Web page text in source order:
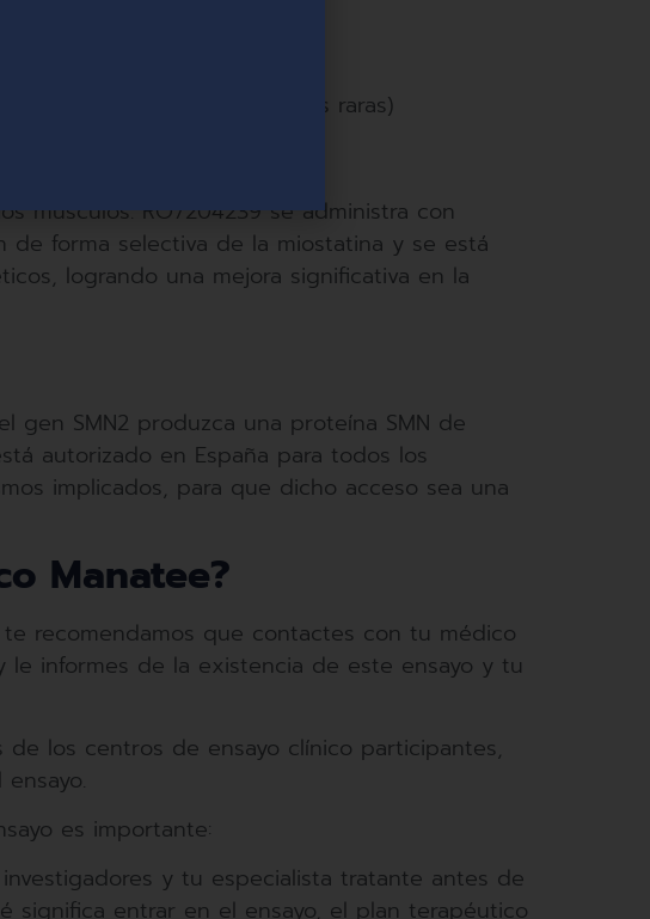
neuromusculares raras)
músculos. RO7204239 se administra con
de forma selectiva de la miostatina y se está
logrando una mejora significativa en la
SMN2 produzca una proteína SMN de
autorizado en España para todos los
implicados, para que dicho acceso sea una
Manatee?
recomendamos que contactes con tu médico
informes de la existencia de este ensayo y tu
los centros de ensayo clínico participantes,
es importante:
y tu especialista tratante antes de
significa entrar en el ensayo, el plan terapéutico